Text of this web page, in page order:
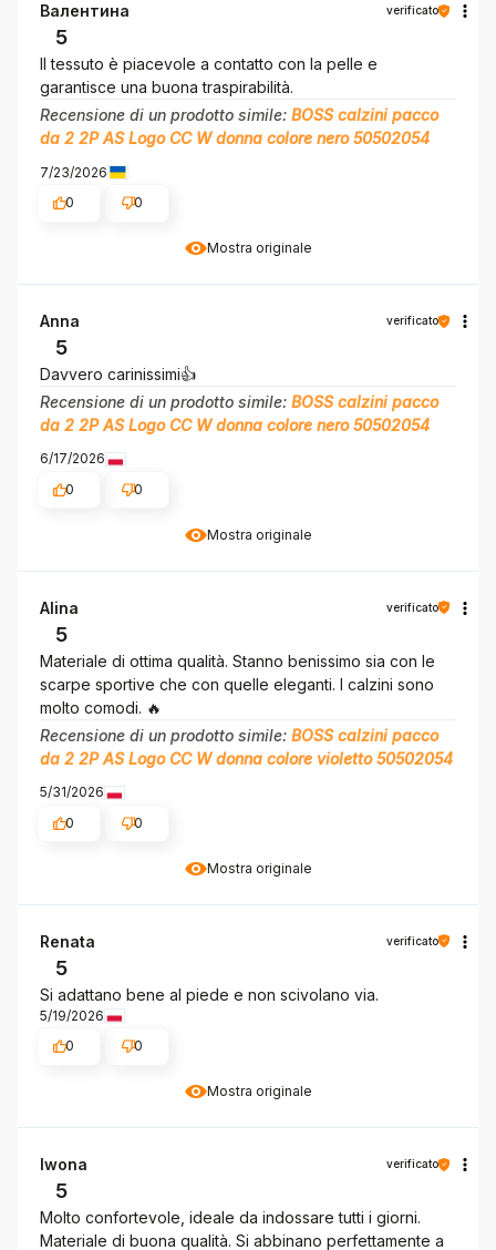
Mostra originale
Валентина verificato
5
Il tessuto è piacevole a contatto con la pelle e
garantisce una buona traspirabilità.
Recensione di un prodotto simile: BOSS calzini pacco
da 2 2P AS Logo CC W donna colore nero 50502054
7/23/2026
0
0
Mostra originale
Anna verificato
5
Davvero carinissimi👍️
Recensione di un prodotto simile: BOSS calzini pacco
da 2 2P AS Logo CC W donna colore nero 50502054
6/17/2026
0
0
Mostra originale
Alina verificato
5
Materiale di ottima qualità. Stanno benissimo sia con le
scarpe sportive che con quelle eleganti. I calzini sono
molto comodi. 🔥
Recensione di un prodotto simile: BOSS calzini pacco
da 2 2P AS Logo CC W donna colore violetto 50502054
5/31/2026
0
0
Mostra originale
Renata verificato
5
Si adattano bene al piede e non scivolano via.
5/19/2026
0
0
Iwona verificato
5
Molto confortevole, ideale da indossare tutti i giorni.
Materiale di buona qualità. Si abbinano perfettamente a